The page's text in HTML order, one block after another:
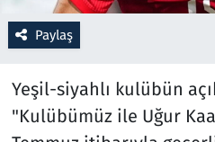
Paylaş
Yeşil-siyahlı kulübün
"Kulübümüz ile Uğur
Sağlık
Savunma Sanayi
Seçim 2023